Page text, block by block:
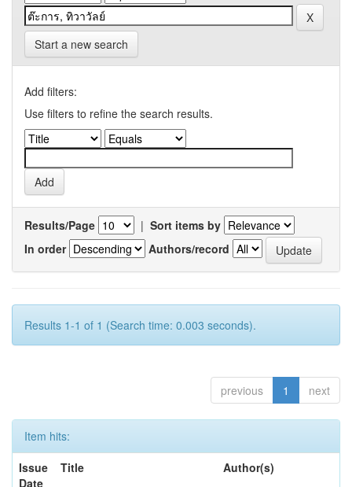
Start a new search
Add filters:
Use filters to refine the search results.
Results/Page | Sort items by
In order
Authors/record
Results 1-1 of 1 (Search time: 0.003 seconds).
previous 1 next
Item hits:
Issue
Date
Title Author(s)